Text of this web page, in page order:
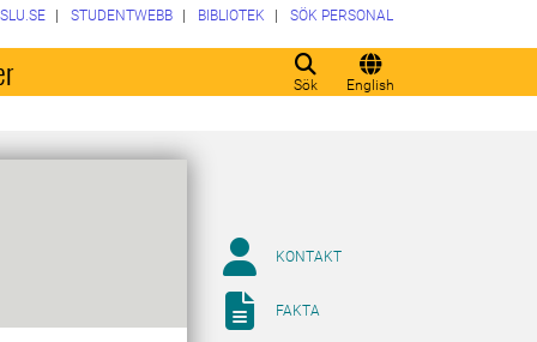
Sök English
SLU.SE STUDENTWEBB BIBLIOTEK SÖK PERSONAL
KONTAKT
FAKTA